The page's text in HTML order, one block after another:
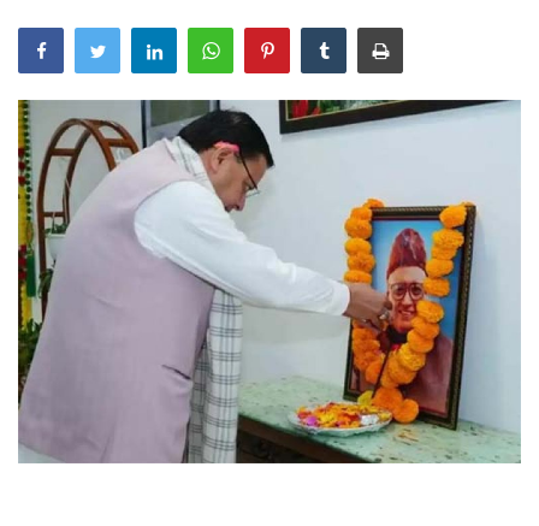
देश
दुनिया
मध्य प्रदेश
छत्तीसगढ़
राजस्थान
पंजाब
उत्तराखंड